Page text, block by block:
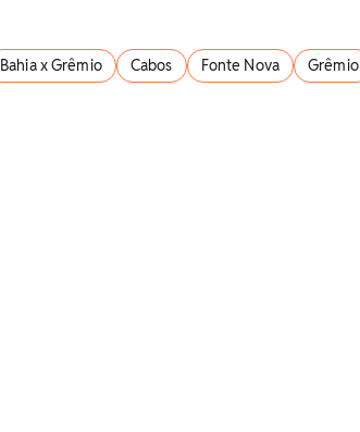
Bahia x Grêmio Cabos Fonte Nova Grêmio